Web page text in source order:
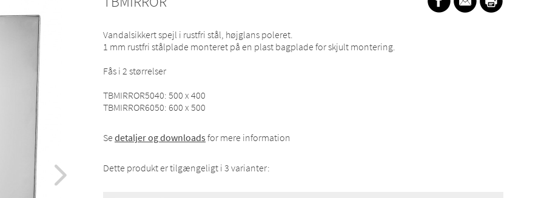
Vandalsikkert spejl i rustfri stål, højglans poleret.
1 mm rustfri stålplade monteret på en plast bagplade for skjult montering.
Fås i 2 størrelser
TBMIRROR5040: 500 x 400
TBMIRROR6050: 600 x 500
Se detaljer og downloads for mere information
Dette produkt er tilgængeligt i 3 varianter: